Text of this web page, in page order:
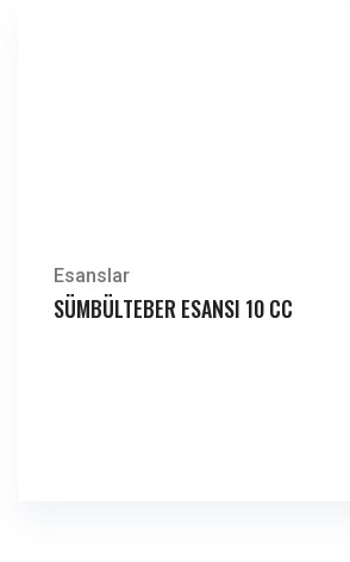
Esanslar
SÜMBÜLTEBER ESANSI 10 CC